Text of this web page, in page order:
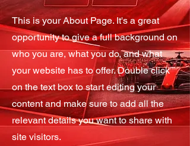
This is your About Page. It's a great
opportunity to give a full background on
who you are, what you do, and what
your website has to offer. Double click
on the text box to start editing your
content and make sure to add all the
relevant details you want to share with
site visitors.